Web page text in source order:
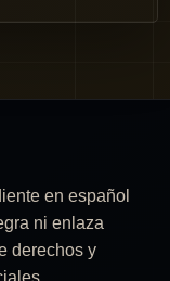
en español
ni enlaza
derechos y